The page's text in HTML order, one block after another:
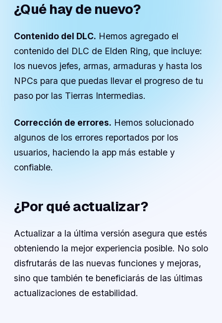
¿Qué hay de nuevo?
Contenido del DLC. Hemos agregado el
contenido del DLC de Elden Ring, que incluye:
los nuevos jefes, armas, armaduras y hasta los
NPCs para que puedas llevar el progreso de tu
paso por las Tierras Intermedias.
Corrección de errores. Hemos solucionado
algunos de los errores reportados por los
usuarios, haciendo la app más estable y
confiable.
¿Por qué actualizar?
Actualizar a la última versión asegura que estés
obteniendo la mejor experiencia posible. No solo
disfrutarás de las nuevas funciones y mejoras,
sino que también te beneficiarás de las últimas
actualizaciones de estabilidad.